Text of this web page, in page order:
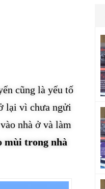
cũng là yếu tố
lại vì chưa ngửi
nhà ở và làm
mùi trong nhà